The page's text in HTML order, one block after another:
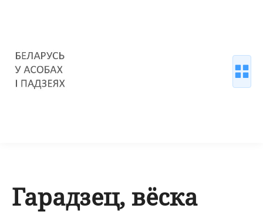
Гарадзец, вёска